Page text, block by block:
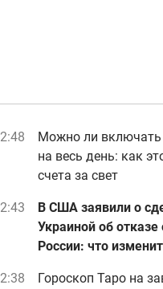
Можно ли включать
на весь день: как
счета за свет
В США заявили о
Украиной об отказе
России: что
Гороскоп Таро на